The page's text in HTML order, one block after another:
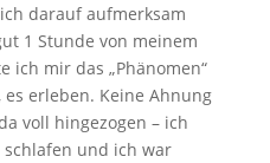
darauf aufmerksam
1 Stunde von meinem
ich mir das „Phänomen“
erleben. Keine Ahnung
voll hingezogen – ich
und ich war